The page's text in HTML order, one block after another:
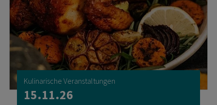
Kulinarische Veranstaltungen
15.11.26